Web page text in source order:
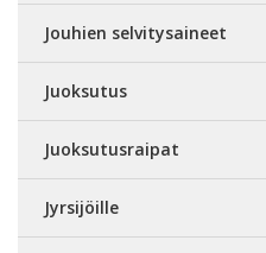
Jouhien selvitysaineet
Juoksutus
Juoksutusraipat
Jyrsijöille